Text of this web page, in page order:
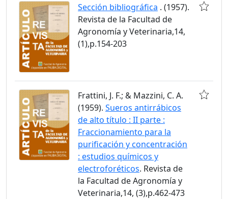
Sección bibliográfica . (1957).
Revista de la Facultad de
Agronomía y Veterinaria,14,
(1),p.154-203
Frattini, J. F.; & Mazzini, C. A.
(1959). Sueros antirrábicos
de alto título : II parte :
Fraccionamiento para la
purificación y concentración
: estudios químicos y
electroforéticos. Revista de
la Facultad de Agronomía y
Veterinaria,14, (3),p.462-473